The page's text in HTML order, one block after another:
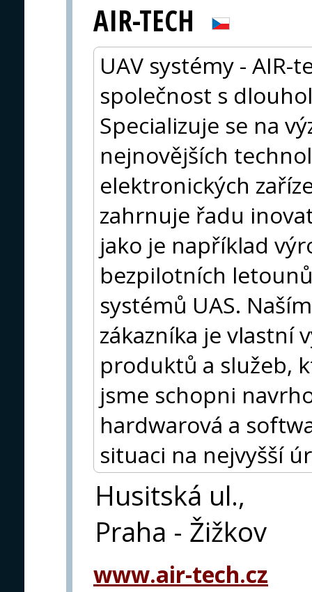
AIR-TECH
UAV systémy - AIR-
společnost s
Specializuje se na
nejnovějších
elektronických
zahrnuje řadu
jako je například
bezpilotních
systémů UAS.
zákazníka je vlastní
produktů a služeb,
jsme schopni
hardwarová a
situaci na nejvyšší
Husitská ul.,
Praha - Žižkov
www.air-tech.cz